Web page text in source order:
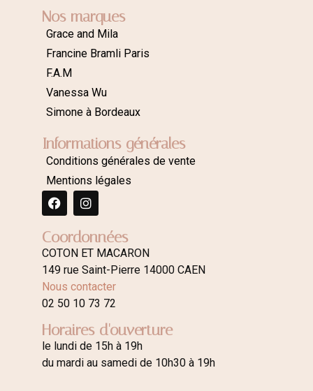
Nos marques
Grace and Mila
Francine Bramli Paris
F.A.M
Vanessa Wu
Simone à Bordeaux
Informations générales
Conditions générales de vente
Mentions légales
Coordonnées
COTON ET MACARON
149 rue Saint-Pierre 14000 CAEN
Nous contacter
02 50 10 73 72
Horaires d'ouverture
le lundi de 15h à 19h
du mardi au samedi de 10h30 à 19h